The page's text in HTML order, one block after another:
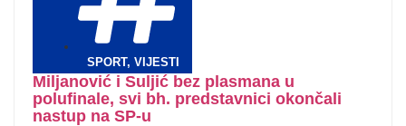
SPORT, VIJESTI
Miljanović i Suljić bez plasmana u
polufinale, svi bh. predstavnici okončali
nastup na SP-u